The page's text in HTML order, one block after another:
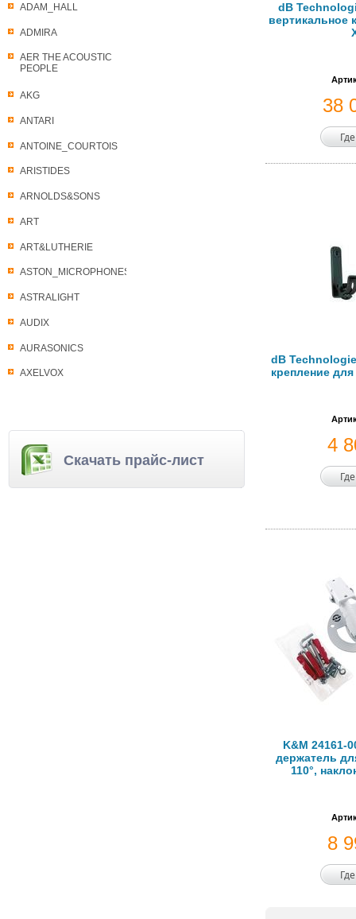
ADAM_HALL
ADMIRA
AER THE ACOUSTIC
PEOPLE
AKG
ANTARI
ANTOINE_COURTOIS
ARISTIDES
ARNOLDS&SONS
ART
ART&LUTHERIE
ASTON_MICROPHONES
ASTRALIGHT
AUDIX
AURASONICS
AXELVOX
Скачать прайс-лист
dB
вертикальное
38
dB
крепление
4
K&M 24161-
держатель
110°,
8